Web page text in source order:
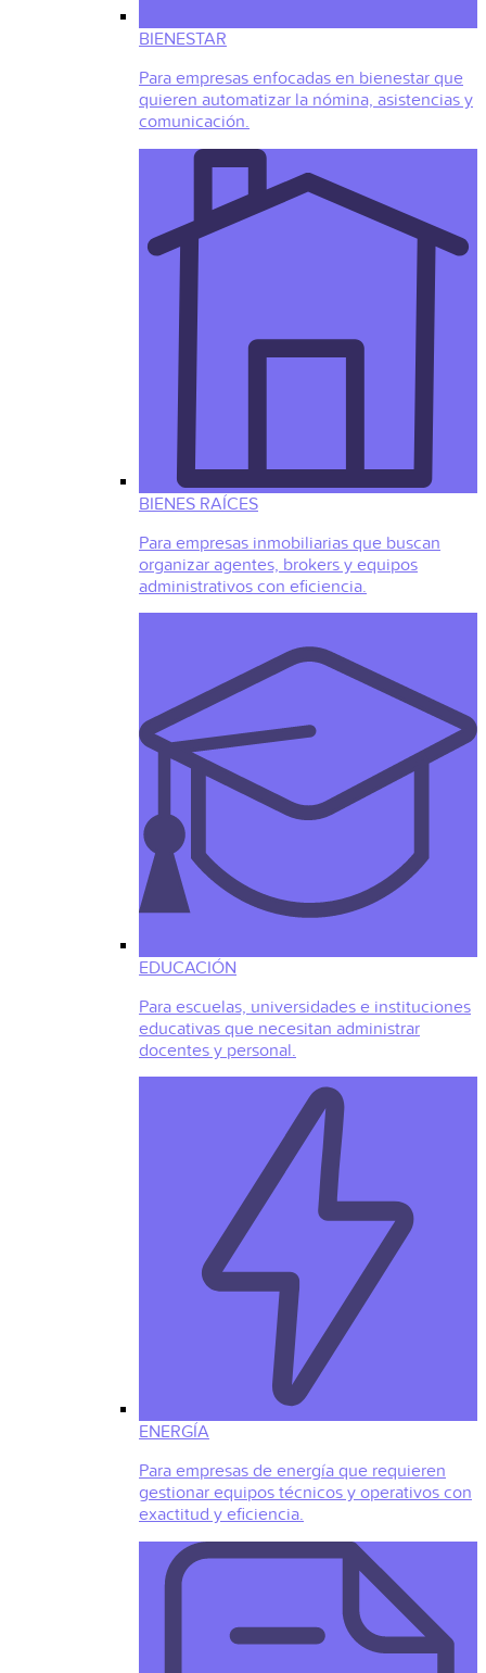
BIENESTAR
Para empresas enfocadas en bienestar que
quieren automatizar la nómina, asistencias y
comunicación.
BIENES RAÍCES
Para empresas inmobiliarias que buscan
organizar agentes, brokers y equipos
administrativos con eficiencia.
EDUCACIÓN
Para escuelas, universidades e instituciones
educativas que necesitan administrar
docentes y personal.
ENERGÍA
Para empresas de energía que requieren
gestionar equipos técnicos y operativos con
exactitud y eficiencia.